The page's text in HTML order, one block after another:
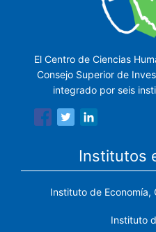
El Centro de Ciencias
Consejo Superior de
integrado por seis
Institutos
Instituto de Economía,
Instituto